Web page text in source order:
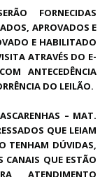
FORNECIDAS
APROVADOS E
E HABILITADO
ATRAVÉS DO E-
ANTECEDÊNCIA
DO LEILÃO.
– MAT.
QUE LEIAM
TENHAM DÚVIDAS,
CANAIS QUE ESTÃO
ATENDIMENTO